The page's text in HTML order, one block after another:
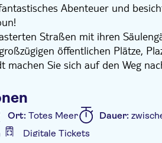
Abenteuer und
Straßen mit ihren
öffentlichen Plätze,
machen Sie sich auf den Weg
islamischer Architektur.
zu kontrollieren und den
ins Jordantal und schützte die
Fahrzeug mit einem
Ort: Totes Meer Dauer:
Digitale Tickets